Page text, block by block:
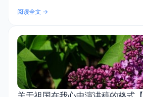
阅读全文 →